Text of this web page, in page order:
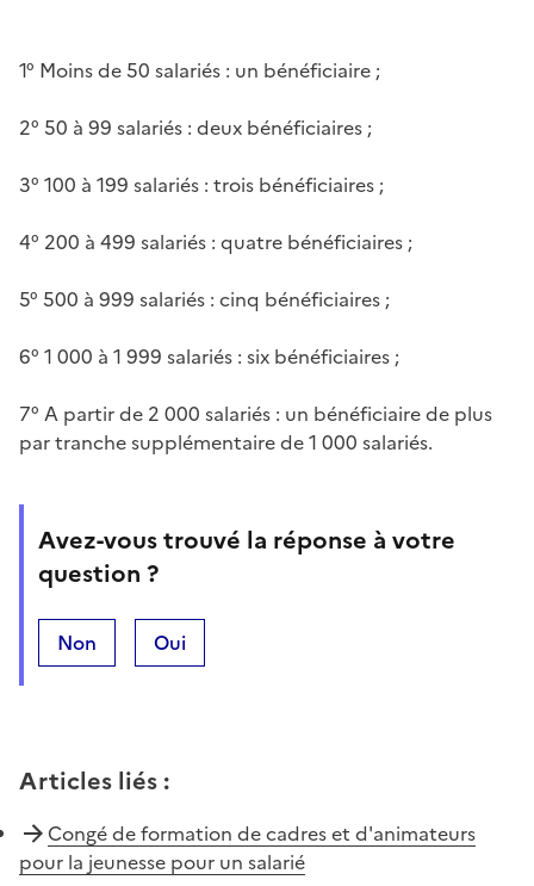
1° Moins de 50 salariés : un bénéficiaire ;
2° 50 à 99 salariés : deux bénéficiaires ;
3° 100 à 199 salariés : trois bénéficiaires ;
4° 200 à 499 salariés : quatre bénéficiaires ;
5° 500 à 999 salariés : cinq bénéficiaires ;
6° 1 000 à 1 999 salariés : six bénéficiaires ;
7° A partir de 2 000 salariés : un bénéficiaire de plus
par tranche supplémentaire de 1 000 salariés.
Avez-vous trouvé la réponse à votre
question ?
Non Oui
Articles liés :
Congé de formation de cadres et d'animateurs
pour la jeunesse pour un salarié